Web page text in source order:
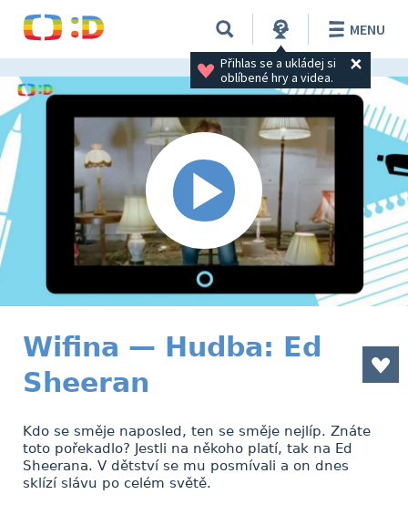
Přihlas se a ukládej si
oblíbené hry a videa.
MENU
Wifina — Hudba: Ed
Sheeran
Kdo se směje naposled, ten se směje nejlíp. Znáte
toto pořekadlo? Jestli na někoho platí, tak na Ed
Sheerana. V dětství se mu posmívali a on dnes
sklízí slávu po celém světě.